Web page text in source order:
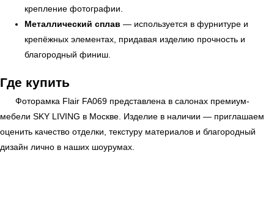
крепление фотографии.
Металлический сплав — используется в фурнитуре и
крепёжных элементах, придавая изделию прочность и
благородный финиш.
Где купить
Фоторамка Flair FA069 представлена в салонах премиум-
мебели SKY LIVING в Москве. Изделие в наличии — приглашаем
оценить качество отделки, текстуру материалов и благородный
дизайн лично в наших шоурумах.